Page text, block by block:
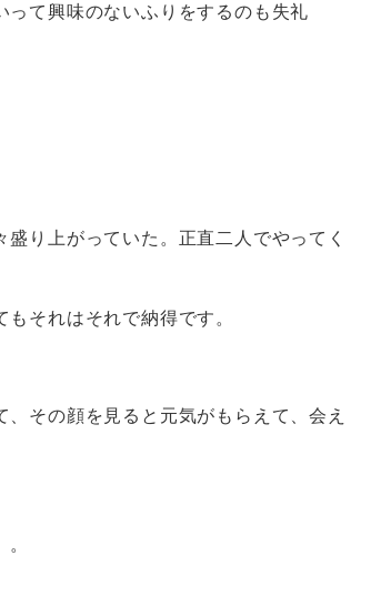
て興味のないふりをするのも失礼
り上がっていた。正直二人でやってく
それはそれで納得です。
その顔を見ると元気がもらえて、会え